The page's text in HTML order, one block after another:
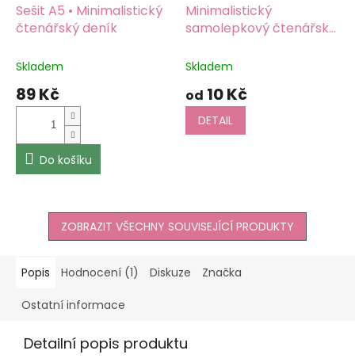
Sešit A5 • Minimalistický
čtenářský deník
Skladem
89 Kč
Do košíku
Minimalistický
samolepkový čtenářský
Skladem
od 10 Kč
DETAIL
ZOBRAZIT VŠECHNY SOUVISEJÍCÍ PRODUKTY
Popis Hodnocení (1) Diskuze Značka
Ostatní informace
Detailní popis produktu